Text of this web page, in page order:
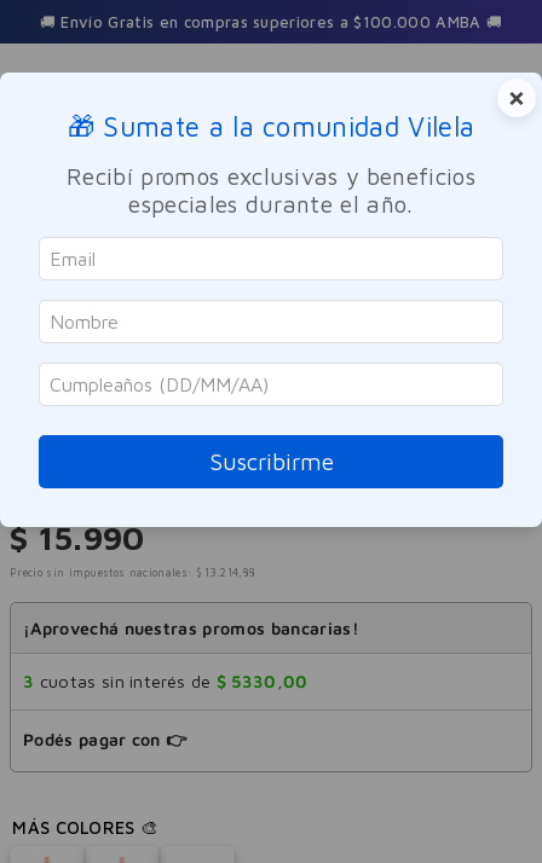
🚚 Envío Gratis en compras superiores a $100.000 AMBA 🚚
Buscar
Maquillaje Labios
Vogue
Labial Colorissimo Extra Brillo
Daiquiri
Referencia:-320431
$ 15.990
Precio sin impuestos nacionales: $ 13 .214, 88
¡Aprovechá nuestras promos bancarias!
3 cuotas sin interés de $ 5330 ,00
Podés pagar con 👉
×
🎁 Sumate a la comunidad Vilela
Recibí promos exclusivas y beneficios
especiales durante el año.
Suscribirme